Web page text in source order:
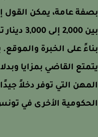
عامة، يمكن القول
بين 2,000
على الخبرة والموقع.
القاضي بمزايا
التي توفر دخلاً جيدًا
الأخرى في تونس.